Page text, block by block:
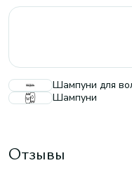
Шампуни для
Шампуни
Отзывы